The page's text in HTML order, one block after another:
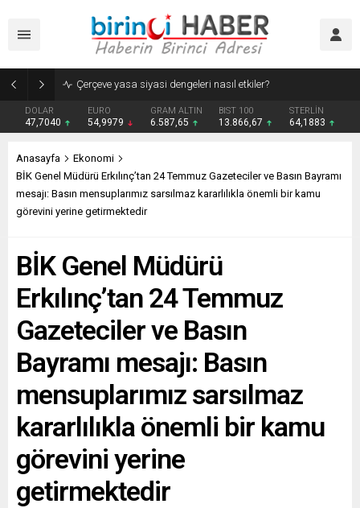
Çerçeve yasa siyasi dengeleri nasıl etkiler?
DOLAR
47,7040
EURO
54,9979
GRAM ALTIN
6.587,65
BIST 100
13.866,67
STERLİN
64,1883
Anasayfa
Ekonomi
BİK Genel Müdürü Erkılınç’tan 24 Temmuz Gazeteciler ve Basın Bayramı
mesajı: Basın mensuplarımız sarsılmaz kararlılıkla önemli bir kamu
görevini yerine getirmektedir
BİK Genel Müdürü
Erkılınç’tan 24 Temmuz
Gazeteciler ve Basın
Bayramı mesajı: Basın
mensuplarımız sarsılmaz
kararlılıkla önemli bir kamu
görevini yerine
getirmektedir